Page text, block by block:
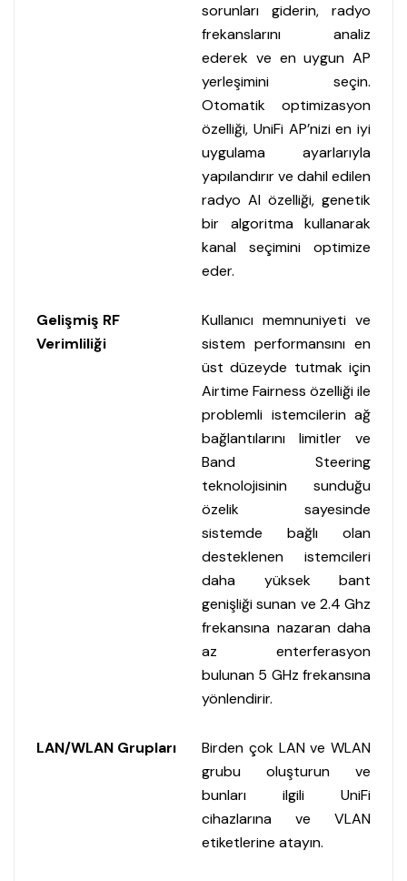
sorunları giderin, radyo
frekanslarını analiz
ederek ve en uygun AP
yerleşimini seçin.
Otomatik optimizasyon
özelliği, UniFi AP’nizi en iyi
uygulama ayarlarıyla
yapılandırır ve dahil edilen
radyo AI özelliği, genetik
bir algoritma kullanarak
kanal seçimini optimize
eder.
Gelişmiş RF
Verimliliği
Kullanıcı memnuniyeti ve
sistem performansını en
üst düzeyde tutmak için
Airtime Fairness özelliği ile
problemli istemcilerin ağ
bağlantılarını limitler ve
Band Steering
teknolojisinin sunduğu
özelik sayesinde
sistemde bağlı olan
desteklenen istemcileri
daha yüksek bant
genişliği sunan ve 2.4 Ghz
frekansına nazaran daha
az enterferasyon
bulunan 5 GHz frekansına
yönlendirir.
LAN/WLAN Grupları
Birden çok LAN ve WLAN
grubu oluşturun ve
bunları ilgili UniFi
cihazlarına ve VLAN
etiketlerine atayın.